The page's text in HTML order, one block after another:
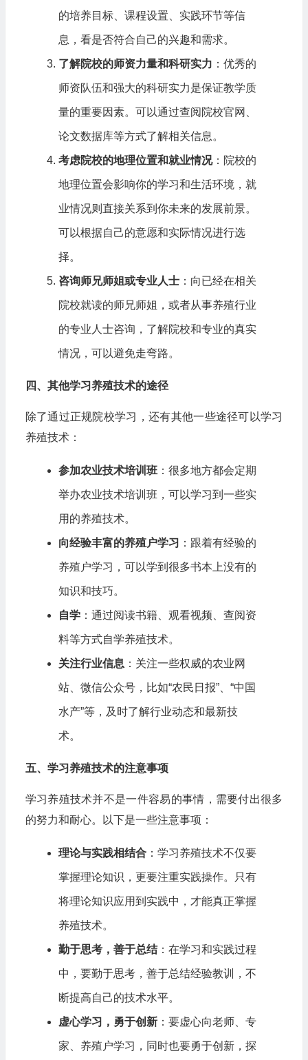
的培养目标、课程设置、实践环节等信
息，看是否符合自己的兴趣和需求。
了解院校的师资力量和科研实力 ：优秀的
师资队伍和强大的科研实力是保证教学质
量的重要因素。可以通过查阅院校官网、
论文数据库等方式了解相关信息。
考虑院校的地理位置和就业情况：院校的
地理位置会影响你的学习和生活环境，就
业情况则直接关系到你未来的发展前景。
可以根据自己的意愿和实际情况进行选
择。
咨询师兄师姐或专业人士：向已经在相关
院校就读的师兄师姐，或者从事养殖行业
的专业人士咨询，了解院校和专业的真实
情况，可以避免走弯路。
四、其他学习养殖技术的途径
除了通过正规院校学习，还有其他一些途径可以学习
养殖技术：
参加农业技术培训班：很多地方都会定期
举办农业技术培训班，可以学习到一些实
用的养殖技术。
向经验丰富的养殖户学习 ：跟着有经验的
养殖户学习，可以学到很多书本上没有的
知识和技巧。
自学：通过阅读书籍、观看视频、查阅资
料等方式自学养殖技术。
关注行业信息 ：关注一些权威的农业网
站、微信公众号，比如“农民日报”、“中国
水产”等，及时了解行业动态和最新技
术。
五、学习养殖技术的注意事项
学习养殖技术并不是一件容易的事情，需要付出很多
的努力和耐心。以下是一些注意事项：
理论与实践相结合：学习养殖技术不仅要
掌握理论知识，更要注重实践操作。只有
将理论知识应用到实践中，才能真正掌握
养殖技术。
勤于思考，善于总结：在学习和实践过程
中，要勤于思考，善于总结经验教训，不
断提高自己的技术水平。
虚心学习，勇于创新：要虚心向老师、专
家、养殖户学习，同时也要勇于创新，探